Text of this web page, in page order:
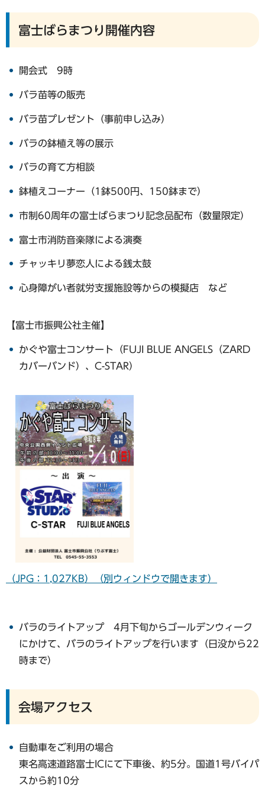
富士ばらまつり開催内容
開会式 9時
バラ苗等の販売
バラ苗プレゼント（事前申し込み）
バラの鉢植え等の展示
バラの育て方相談
鉢植えコーナー（1鉢500円、150鉢まで）
市制60周年の富士ばらまつり記念品配布（数量限定）
富士市消防音楽隊による演奏
チャッキリ夢恋人による銭太鼓
心身障がい者就労支援施設等からの模擬店 など
【富士市振興公社主催】
かぐや富士コンサート（FUJI BLUE ANGELS（ZARD
カバーバンド）、C-STAR）
（JPG：1,027KB）（別ウィンドウで開きます）
バラのライトアップ 4月下旬からゴールデンウィーク
にかけて、バラのライトアップを行います（日没から22
時まで）
会場アクセス
自動車をご利用の場合
東名高速道路富士ICにて下車後、約5分。国道1号バイパ
スから約10分